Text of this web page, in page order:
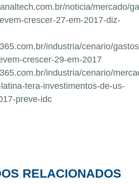
noticia/mercado/
crescer-27-em-2017-diz-
industria/cenario/
crescer-29-em-2017
industria/cenario/
tera-investimentos-de-us-
preve-idc
RELACIONADOS